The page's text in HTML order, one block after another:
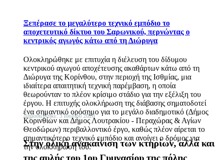
Ξεπέρασε το μεγαλύτερο τεχνικό εμπόδιο το
αποχετευτικό δίκτυο του Σαρωνικού, περνώντας ο
κεντρικός αγωγός κάτω από τη Διώρυγα
Ολοκληρώθηκε με επιτυχία η διέλευση του δίδυμου
κεντρικού αγωγού αποχέτευσης ακαθάρτων κάτω από τη
Διώρυγα της Κορίνθου, στην περιοχή της Ισθμίας, μια
ιδιαίτερα απαιτητική τεχνική παρέμβαση, η οποία
θεωρούνταν το πλέον κρίσιμο στάδιο για την εξέλιξη του
έργου. Η επιτυχής ολοκλήρωση της διάβασης σηματοδοτεί
ένα σημαντικό ορόσημο για το μεγάλο διαδημοτικό (Δήμος
Κορινθίων και Δήμος Λουτρακίου - Περαχώρας & Αγίων
Θεοδώρων) περιβαλλοντικό έργο, καθώς πλέον αίρεται το
σημαντικότερο τεχνικό εμπόδιο και ανοίγει ο δρόμος για
την ολοκλήρωσή του.
Δημοσιεύτηκε: 3 Ιουλίου 2026
Στην ολική ανακαίνιση των κτηρίων, αλλά και
της αυλής του 1ου Γυμνασίου της πόλης